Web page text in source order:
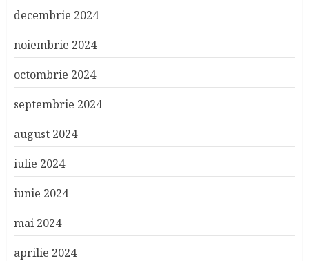
decembrie 2024
noiembrie 2024
octombrie 2024
septembrie 2024
august 2024
iulie 2024
iunie 2024
mai 2024
aprilie 2024